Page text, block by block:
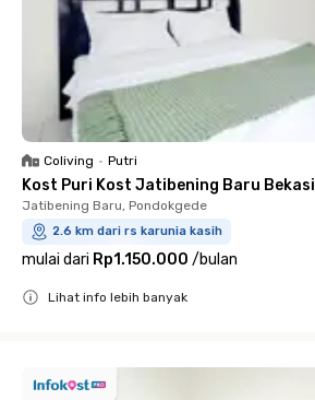
Coliving • Putri
Kost Puri Kost Jatibening Baru Bekasi
Jatibening Baru, Pondokgede
2.6 km dari rs karunia kasih
mulai dari Rp1.150.000 /bulan
Lihat info lebih banyak